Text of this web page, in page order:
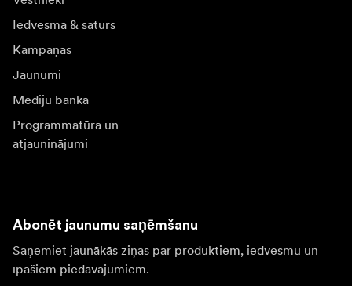
Iedvesma & saturs
Kampaņas
Jaunumi
Mediju banka
Programmatūra un
atjauninājumi
Abonēt jaunumu saņēmšanu
Saņemiet jaunākās ziņas par produktiem, iedvesmu un
īpašiem piedāvājumiem.